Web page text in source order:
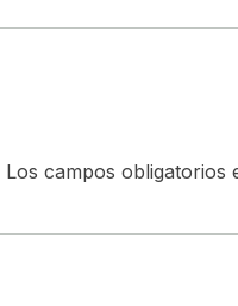
Los campos obligatorios